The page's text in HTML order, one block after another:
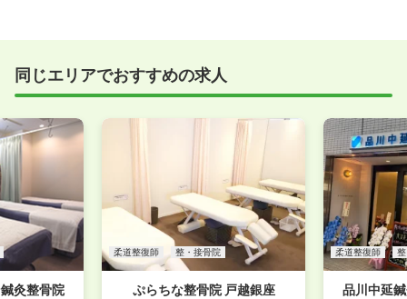
すめしていますが、企業様によってはWEB面接を導入
事前に確認することは可能ですので、お気軽にお申し
付けください！
同じエリアでおすすめの求人
灸整骨院
柔道整復師 整・接骨院
ぷらちな整骨院 戸越銀座
柔道整復師
品川中延